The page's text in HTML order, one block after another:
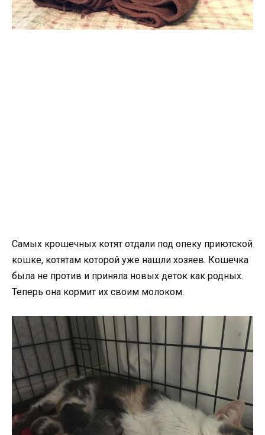
Самых крошечных котят отдали под опеку приютской
кошке, котятам которой уже нашли хозяев. Кошечка
была не против и приняла новых деток как родных.
Теперь она кормит их своим молоком.